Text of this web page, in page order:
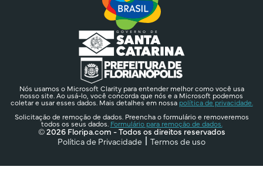
Nós usamos o Microsoft Clarity para entender melhor como você usa
nosso site. Ao usá-lo, você concorda que nós e a Microsoft podemos
coletar e usar esses dados. Mais detalhes em nossa política de privacidade.
Solicitação de remoção de dados. Preencha o formulário e removeremos
todos os seus dados. Formulário para remoção de dados.
© 2026 Floripa.com - Todos os direitos reservados
Política de Privacidade
Termos de uso